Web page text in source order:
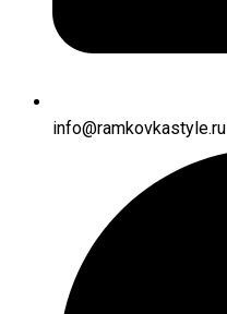
info@ramkovkastyle.ru